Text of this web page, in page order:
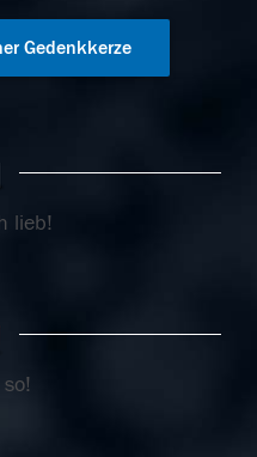
Gedenkkerze
lieb!